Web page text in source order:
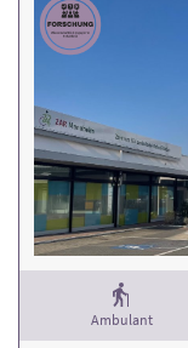
Ambulant